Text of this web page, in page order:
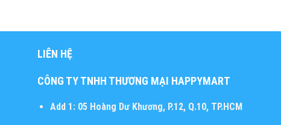
LIÊN HỆ
CÔNG TY TNHH THƯƠNG MẠI HAPPYMART
Add 1:05 Hoàng Dư Khương, P.12, Q.10, TP.HCM